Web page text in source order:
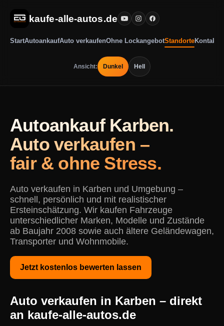
kaufe-alle-autos.de
StartAutoankaufAuto verkaufenOhne LockangebotStandorteKontakt
Ansicht: Dunkel Hell
Autoankauf Karben.
Auto verkaufen –
fair & ohne Stress.
Auto verkaufen in Karben und Umgebung –
schnell, persönlich und mit realistischer
Ersteinschätzung. Wir kaufen Fahrzeuge
unterschiedlicher Marken, Modelle und Zustände
ab Baujahr 2008 sowie auch ältere Geländewagen,
Transporter und Wohnmobile.
Jetzt kostenlos bewerten lassen
Auto verkaufen in Karben – direkt
an kaufe-alle-autos.de